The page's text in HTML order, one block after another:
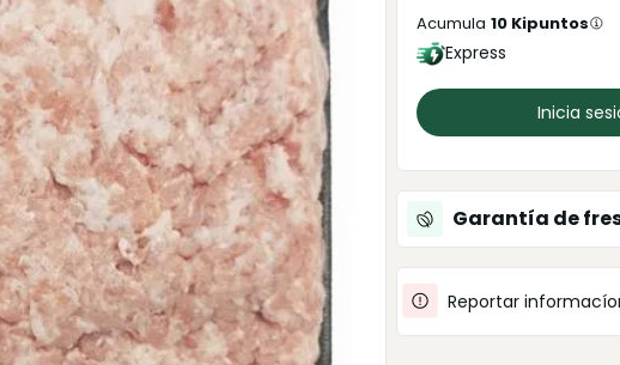
Acumula 10 Kipuntos
Express
Inicia
Garantía de
Reportar